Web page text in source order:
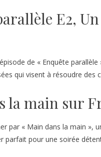
E2,
de « Enquête
qui visent à résoudre des
la main sur
par « Main dans la main »,
parfait pour une soirée